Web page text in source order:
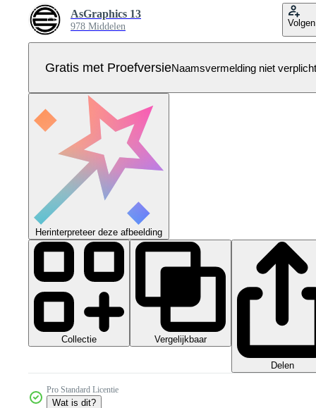
AsGraphics 13
978 Middelen Volgen
Gratis met ProefversieNaamsvermelding niet verplicht
Herinterpreteer deze afbeelding
Collectie Vergelijkbaar
Delen
Pro Standard Licentie
Wat is dit?